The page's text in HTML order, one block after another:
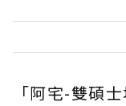
「阿宅-雙碩